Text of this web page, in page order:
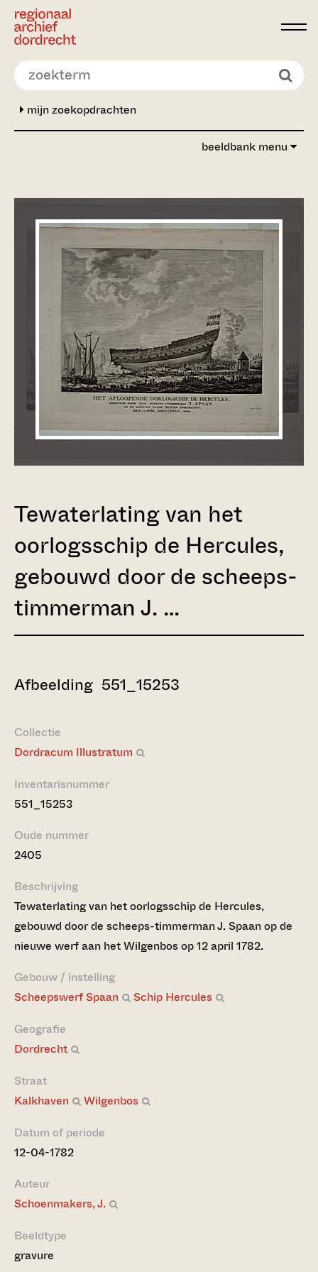
Ga direct naar de inhoud
mijn zoekopdrachten
beeldbank menu
Tewaterlating van het
oorlogsschip de Hercules,
gebouwd door de scheeps-
timmerman J. …
Afbeelding 551_15253
Collectie
Dordracum Illustratum
Inventarisnummer
551_15253
Oude nummer
2405
Beschrijving
Tewaterlating van het oorlogsschip de Hercules,
gebouwd door de scheeps-timmerman J. Spaan op de
nieuwe werf aan het Wilgenbos op 12 april 1782.
Gebouw / instelling
Scheepswerf Spaan
Schip Hercules
Geografie
Dordrecht
Straat
Kalkhaven
Wilgenbos
Datum of periode
12-04-1782
Auteur
Schoenmakers, J.
Beeldtype
gravure